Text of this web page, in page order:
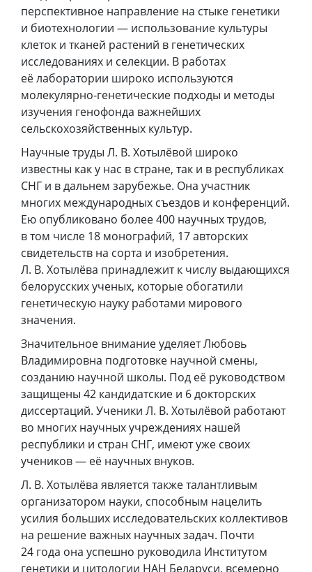
перспективное направление на стыке генетики
и биотехнологии — использование культуры
клеток и тканей растений в генетических
исследованиях и селекции. В работах
её лаборатории широко используются
молекулярно-генетические подходы и методы
изучения генофонда важнейших
сельскохозяйственных культур.
Научные труды Л. В. Хотылёвой широко
известны как у нас в стране, так и в республиках
СНГ и в дальнем зарубежье. Она участник
многих международных съездов и конференций.
Ею опубликовано более 400 научных трудов,
в том числе 18 монографий, 17 авторских
свидетельств на сорта и изобретения.
Л. В. Хотылёва принадлежит к числу выдающихся
белорусских ученых, которые обогатили
генетическую науку работами мирового
значения.
Значительное внимание уделяет Любовь
Владимировна подготовке научной смены,
созданию научной школы. Под её руководством
защищены 42 кандидатские и 6 докторских
диссертаций. Ученики Л. В. Хотылёвой работают
во многих научных учреждениях нашей
республики и стран СНГ, имеют уже своих
учеников — её научных внуков.
Л. В. Хотылёва является также талантливым
организатором науки, способным нацелить
усилия больших исследовательских коллективов
на решение важных научных задач. Почти
24 года она успешно руководила Институтом
генетики и цитологии НАН Беларуси, всемерно